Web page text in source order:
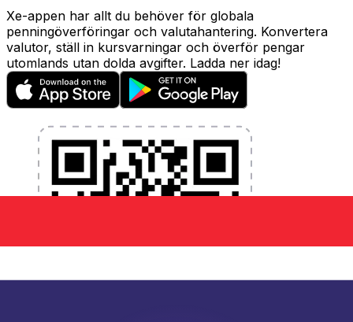
Xe-appen har allt du behöver för globala
penningöverföringar och valutahantering. Konvertera
valutor, ställ in kursvarningar och överför pengar
utomlands utan dolda avgifter. Ladda ner idag!